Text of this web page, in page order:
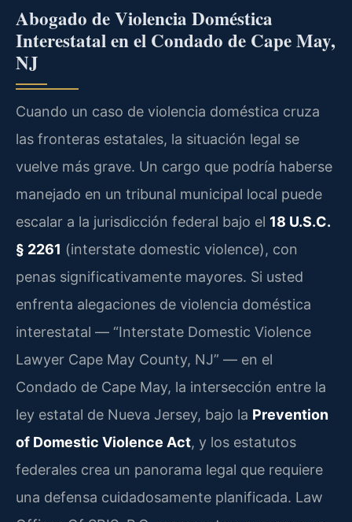
Abogado de Violencia Doméstica
Interestatal en el Condado de Cape May,
NJ
Cuando un caso de violencia doméstica cruza
las fronteras estatales, la situación legal se
vuelve más grave. Un cargo que podría haberse
manejado en un tribunal municipal local puede
escalar a la jurisdicción federal bajo el 18 U.S.C.
§ 2261 (interstate domestic violence), con
penas significativamente mayores. Si usted
enfrenta alegaciones de violencia doméstica
interestatal — “Interstate Domestic Violence
Lawyer Cape May County, NJ” — en el
Condado de Cape May, la intersección entre la
ley estatal de Nueva Jersey, bajo la Prevention
of Domestic Violence Act, y los estatutos
federales crea un panorama legal que requiere
una defensa cuidadosamente planificada. Law